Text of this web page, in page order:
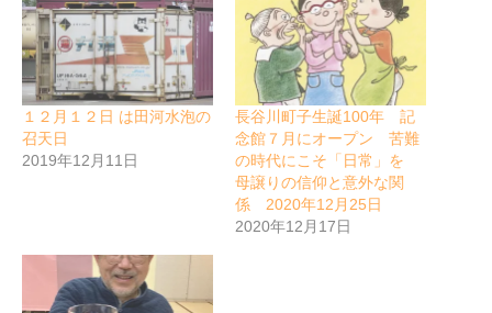
１２月１２日 は田河水泡の
召天日
2019年12月11日
長谷川町子生誕100年 記
念館７月にオープン 苦難
の時代にこそ「日常」を
母譲りの信仰と意外な関
係 2020年12月25日
2020年12月17日